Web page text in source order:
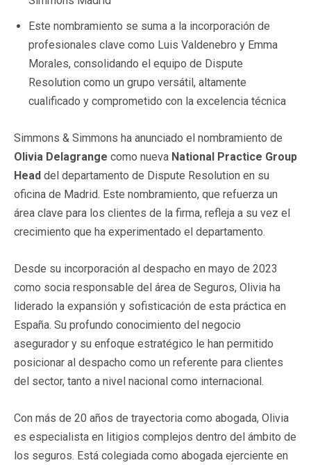
Este nombramiento se suma a la incorporación de
profesionales clave como Luis Valdenebro y Emma
Morales, consolidando el equipo de Dispute
Resolution como un grupo versátil, altamente
cualificado y comprometido con la excelencia técnica
Simmons & Simmons ha anunciado el nombramiento de
Olivia Delagrange como nueva National Practice Group
Head del departamento de Dispute Resolution en su
oficina de Madrid. Este nombramiento, que refuerza un
área clave para los clientes de la firma, refleja a su vez el
crecimiento que ha experimentado el departamento.
Desde su incorporación al despacho en mayo de 2023
como socia responsable del área de Seguros, Olivia ha
liderado la expansión y sofisticación de esta práctica en
España. Su profundo conocimiento del negocio
asegurador y su enfoque estratégico le han permitido
posicionar al despacho como un referente para clientes
del sector, tanto a nivel nacional como internacional.
Con más de 20 años de trayectoria como abogada, Olivia
es especialista en litigios complejos dentro del ámbito de
los seguros. Está colegiada como abogada ejerciente en